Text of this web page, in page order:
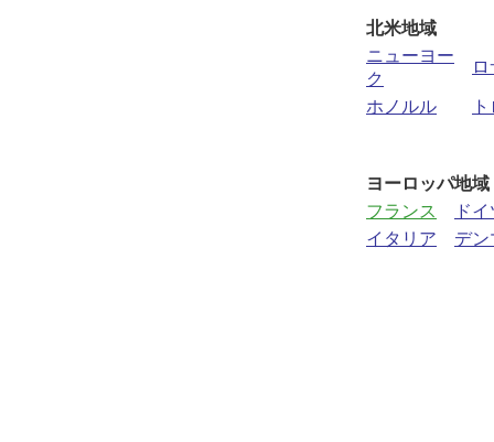
北米地域
ニューヨー
ク
ホノルル
ヨーロッパ地域
フランス
ド
イタリア
デン